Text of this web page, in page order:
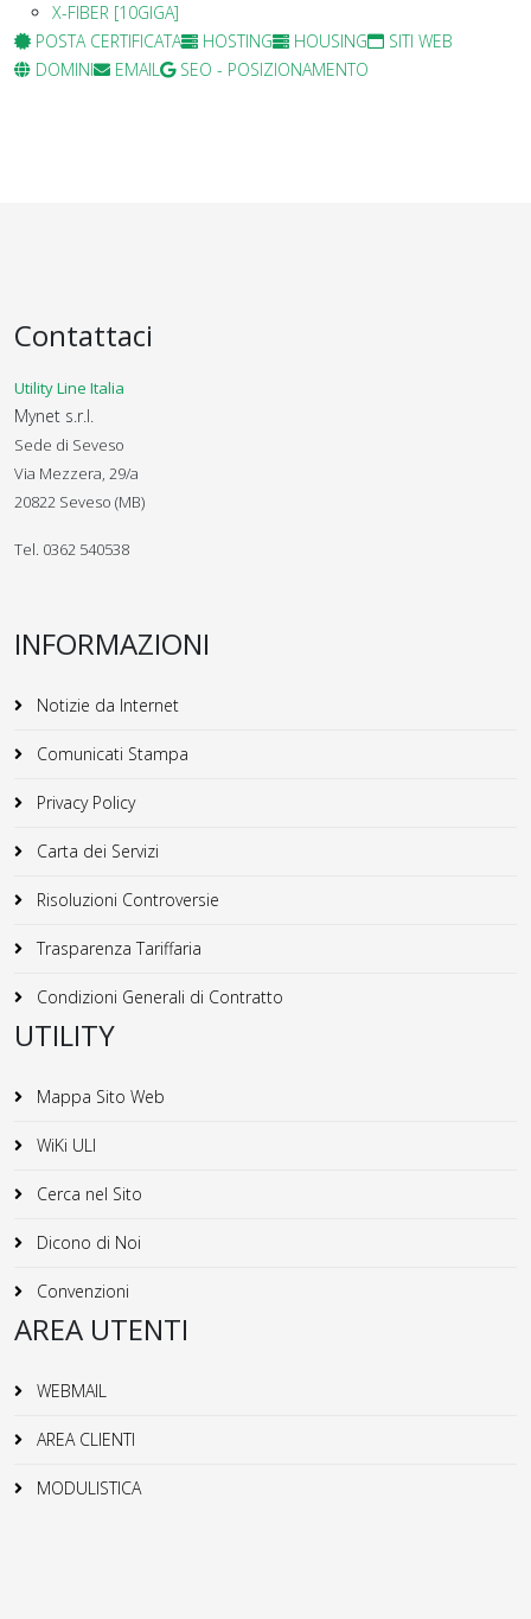
X-FIBER [10GIGA]
POSTA CERTIFICATA HOSTING HOUSING
SITI WEB
DOMINI
EMAIL SEO - POSIZIONAMENTO
Contattaci
Utility Line Italia
Mynet s.r.l.
Sede di Seveso
Via Mezzera, 29/a
20822 Seveso (MB)
Tel. 0362 540538
INFORMAZIONI
Notizie da Internet
Comunicati Stampa
Privacy Policy
Carta dei Servizi
Risoluzioni Controversie
Trasparenza Tariffaria
Condizioni Generali di Contratto
UTILITY
Mappa Sito Web
WiKi ULI
Cerca nel Sito
Dicono di Noi
Convenzioni
AREA UTENTI
WEBMAIL
AREA CLIENTI
MODULISTICA